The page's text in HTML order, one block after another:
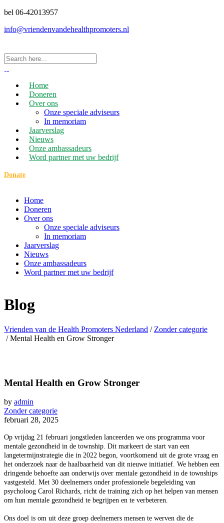
bel 06-42013957
info@vriendenvandehealthpromoters.nl
Home
Doneren
Over ons
Onze speciale adviseurs
In memoriam
Jaarverslag
Nieuws
Onze ambassadeurs
Word partner met uw bedrijf
Donate
Home
Doneren
Over ons
Onze speciale adviseurs
In memoriam
Jaarverslag
Nieuws
Onze ambassadeurs
Word partner met uw bedrijf
Blog
Vrienden van de Health Promoters Nederland / Zonder categorie
/Mental Health en Grow Stronger
Mental Health en Grow Stronger
by admin
Zonder categorie
februari 28, 2025
Op vrijdag 21 februari jongstleden lanceerden we ons programma voor
mentale gezondheid in de township. Dit markeert de start van een
langetermijnstrategie die in 2022 begon, voortkomend uit de grote vraag en
het onderzoek naar de haalbaarheid van dit nieuwe initiatief. We hebben een
dringende behoefte aan onderwijs over mentale gezondheid in de townships
vastgesteld. Met 30 deelnemers onder professionele begeleiding van
psycholoog Carol Richards, richt de training zich op het helpen van mensen
om hun mentale gezondheid te begrijpen en te verbeteren.
Ons doel is om uit deze groep deelnemers mensen te werven die de